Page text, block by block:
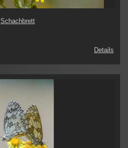
Schachbrett
Details